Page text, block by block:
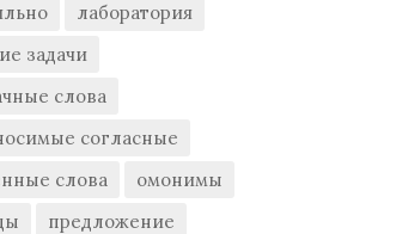
лаборатория
задачи
слова
согласные
слова
омонимы
предложение